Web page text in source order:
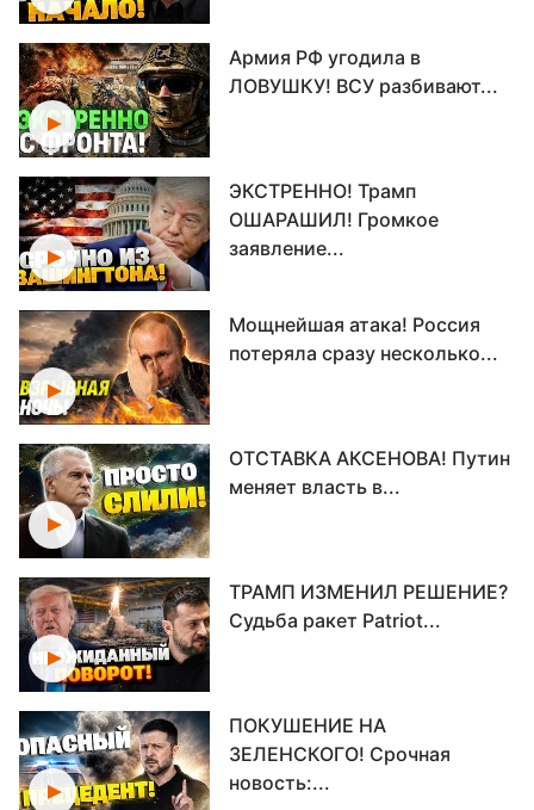
Армия РФ угодила в
ЛОВУШКУ! ВСУ разбивают...
ЭКСТРЕННО! Трамп
ОШАРАШИЛ! Громкое
заявление...
Мощнейшая атака! Россия
потеряла сразу несколько...
ОТСТАВКА АКСЕНОВА! Путин
меняет власть в...
ТРАМП ИЗМЕНИЛ РЕШЕНИЕ?
Судьба ракет Patriot...
ПОКУШЕНИЕ НА
ЗЕЛЕНСКОГО! Срочная
новость:...